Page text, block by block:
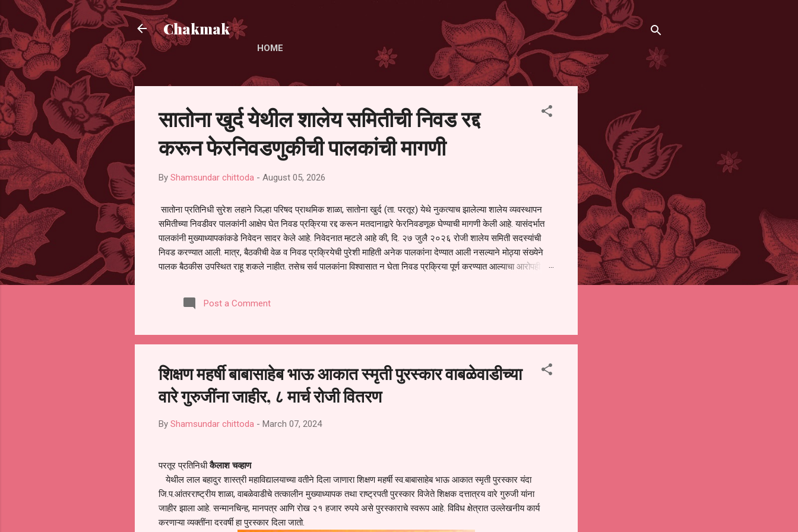
Chakmak
HOME
सातोना खुर्द येथील शालेय समितीची निवड रद्द
करून फेरनिवडणुकीची पालकांची मागणी
By Shamsundar chittoda - August 05, 2026
सातोना प्रतिनिधी सुरेश लहाने जिल्हा परिषद प्राथमिक शाळा, सातोना खुर्द (ता. परतूर) येथे नुकत्याच झालेल्या शालेय व्यवस्थापन
समितीच्या निवडीवर पालकांनी आक्षेप घेत निवड प्रक्रिया रद्द करून मतदानाद्वारे फेरनिवडणूक घेण्याची मागणी केली आहे. यासंदर्भात
पालकांनी मुख्याध्यापकांकडे निवेदन सादर केले आहे. निवेदनात म्हटले आहे की, दि. २७ जुलै २०२६ रोजी शालेय समिती सदस्यांची
निवड करण्यात आली. मात्र, बैठकीची वेळ व निवड प्रक्रियेची पुरेशी माहिती अनेक पालकांना देण्यात आली नसल्याने मोठ्या संख्येने
पालक बैठकीस उपस्थित राहू शकले नाहीत. तसेच सर्व पालकांना विश्वासात न घेता निवड प्रक्रिया पूर्ण करण्यात आल्याचा आरोपही
समितीची फेरनिवडणूक घेण्यात यावी, अशी मागणी पालकांनी केली आहे. या निवेदनाच्या प्रती जिल्हा शिक्षण अधिकारी (प्राथमिक),
जालना तसेच तालुका शिक्षण अधिकारी, परतूर यांनाही पाठविण्यात आल्या असून प्रशासन याबाबत काय निर्णय घेते, याकडे पालकांचे
Post a Comment
शिक्षण महर्षी बाबासाहेब भाऊ आकात स्मृती पुरस्कार वाबळेवाडीच्या
वारे गुरुजींना जाहीर, ८ मार्च रोजी वितरण
By Shamsundar chittoda - March 07, 2024
परतूर प्रतिनिधीकैलाश चव्हाण
येथील लाल बहादुर शास्त्री महाविद्यालयाच्या वतीने दिला जाणारा शिक्षण महर्षी स्व.बाबासाहेब भाऊ आकात स्मृती पुरस्कार यंदा
जि.प.आंतरराष्ट्रीय शाळा, वाबळेवाडीचे तत्कालीन मुख्याध्यापक तथा राष्ट्रपती पुरस्कार विजेते शिक्षक दत्तात्रय वारे गुरुजी यांना
जाहीर झाला आहे. सन्मानचिन्ह, मानपत्र आणि रोख २१ हजार रुपये असे पुरस्काराचे स्वरूप आहे. विविध क्षेत्रात उल्लेखनीय कार्य
करणाऱ्या व्यक्तींना दरवर्षी हा पुरस्कार दिला जातो.